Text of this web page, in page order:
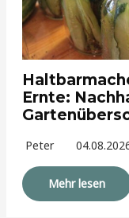
Ernte:
Peter
Mehr lesen